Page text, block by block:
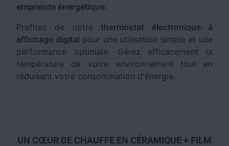
empreinte énergétique.
Profitez de notre thermostat électronique à
affichage digital pour une utilisation simple et une
performance optimale. Gérez efficacement la
température de votre environnement tout en
réduisant votre consommation d'énergie.
UN CŒUR DE CHAUFFE EN CÉRAMIQUE + FILM